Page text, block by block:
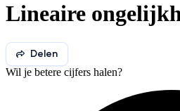
Lineaire
Delen
Wil je betere cijfers halen?